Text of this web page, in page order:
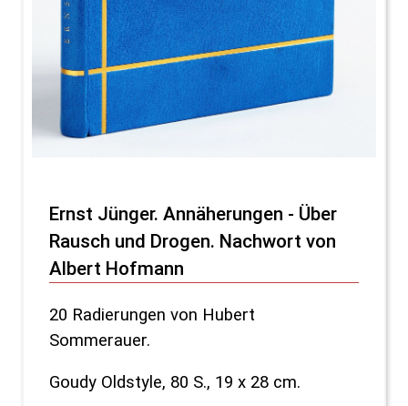
Ernst Jünger. Annäherungen - Über
Rausch und Drogen. Nachwort von
Albert Hofmann
20 Radierungen von Hubert
Sommerauer.
Goudy Oldstyle, 80 S., 19 x 28 cm.